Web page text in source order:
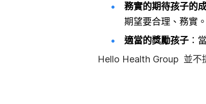
務實的期待孩子的
期望要合理、務實。
適當的獎勵孩子 ：
Hello Health Group 並不